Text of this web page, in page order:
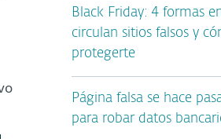
Black Friday: 4 formas
circulan sitios falsos y
protegerte
Página falsa se hace
para robar datos